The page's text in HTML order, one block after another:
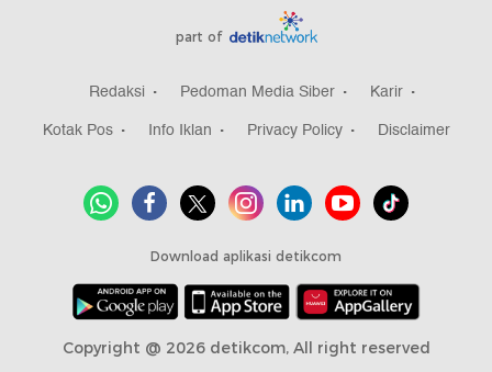
part of
Redaksi Pedoman Media Siber
Karir
Kotak Pos
Info Iklan Privacy Policy Disclaimer
Download aplikasi detikcom
Copyright @ 2026 detikcom, All right reserved